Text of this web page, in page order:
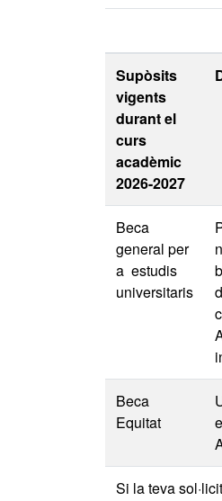
Supòsits
vigents
durant el
curs
acadèmic
2026-2027
Beca
general per
a estudis
universitaris
Beca
Equitat
Si la teva